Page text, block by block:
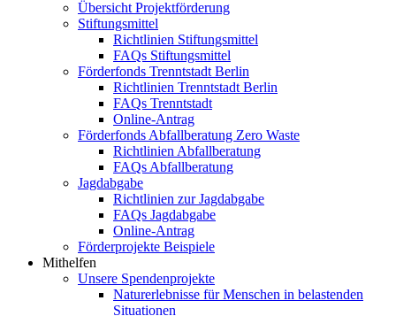
Übersicht Projektförderung
Stiftungsmittel
Richtlinien Stiftungsmittel
FAQs Stiftungsmittel
Förderfonds Trenntstadt Berlin
Richtlinien Trenntstadt Berlin
FAQs Trenntstadt
Online-Antrag
Förderfonds Abfallberatung Zero Waste
Richtlinien Abfallberatung
FAQs Abfallberatung
Jagdabgabe
Richtlinien zur Jagdabgabe
FAQs Jagdabgabe
Online-Antrag
Förderprojekte Beispiele
Mithelfen
Unsere Spendenprojekte
Naturerlebnisse für Menschen in belastenden
Situationen